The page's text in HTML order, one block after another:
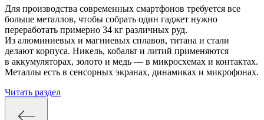
Для производства современных смартфонов требуется все
больше металлов, чтобы собрать один гаджет нужно
переработать примерно 34 кг различных руд.
Из алюминиевых и магниевых сплавов, титана и стали
делают корпуса. Никель, кобальт и литий применяются
в аккумуляторах, золото и медь — в микросхемах и контактах.
Металлы есть в сенсорных экранах, динамиках и микрофонах.
Читать раздел